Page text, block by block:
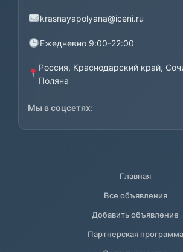
krasnayapolyana@iceni.ru
Ежедневно 9:00-22:00
Россия, Краснодарский край,
Поляна
Мы в соцсетях:
Главная
Все объявления
Добавить объявление
Партнерская программа